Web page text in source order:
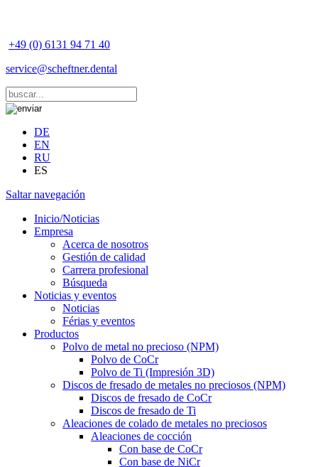
+49 (0) 6131 94 71 40
service@scheftner.dental
DE
EN
RU
ES
Saltar navegación
Inicio/Noticias
Empresa
Acerca de nosotros
Gestión de calidad
Carrera profesional
Búsqueda
Noticias y eventos
Noticias
Férias y eventos
Productos
Polvo de metal no precioso (NPM)
Polvo de CoCr
Polvo de Ti (Impresión 3D)
Discos de fresado de metales no preciosos (NPM)
Discos de fresado de CoCr
Discos de fresado de Ti
Aleaciones de colado de metales no preciosos
Aleaciones de cocción
Con base de CoCr
Con base de NiCr